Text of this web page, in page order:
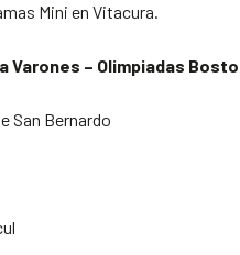
Mini en Vitacura.
– Olimpiadas
San Bernardo